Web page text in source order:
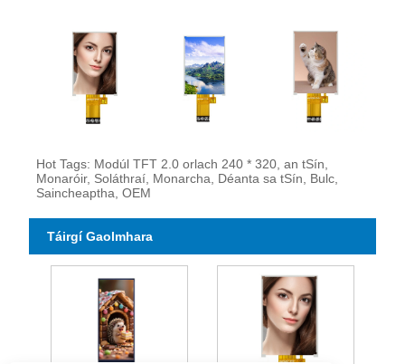
Hot Tags: Modúl TFT 2.0 orlach 240 * 320, an tSín,
Monaróir, Soláthraí, Monarcha, Déanta sa tSín, Bulc,
Saincheaptha, OEM
Táirgí Gaolmhara